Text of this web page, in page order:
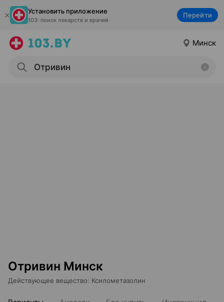
Установить приложение
103: поиск лекарств и врачей
Перейти
Минск
Отривин Минск
Действующее вещество: Ксилометазолин